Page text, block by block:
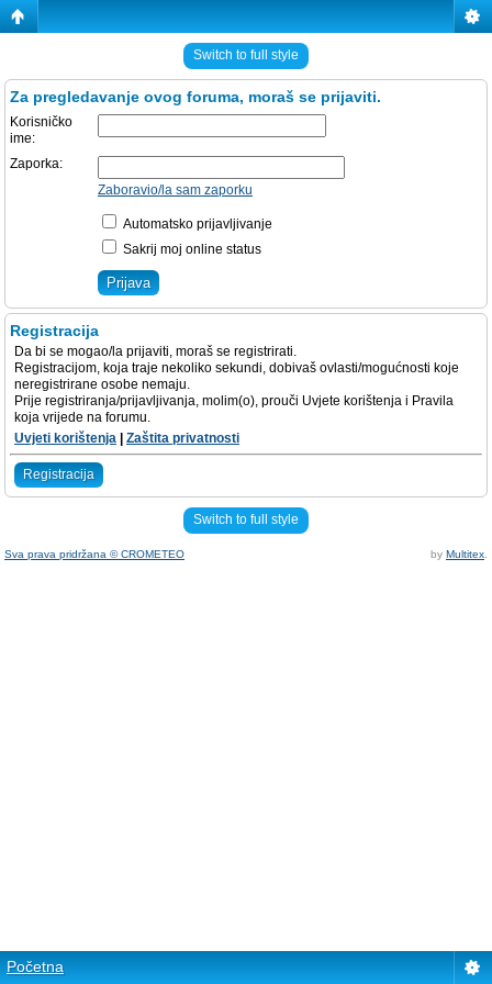
Switch to full style
Za pregledavanje ovog foruma, moraš se prijaviti.
Korisničko
ime:
Zaporka:
Zaboravio/la sam zaporku
Automatsko prijavljivanje
Sakrij moj online status
Registracija
Da bi se mogao/la prijaviti, moraš se registrirati.
Registracijom, koja traje nekoliko sekundi, dobivaš ovlasti/mogućnosti koje
neregistrirane osobe nemaju.
Prije registriranja/prijavljivanja, molim(o), prouči Uvjete korištenja i Pravila
koja vrijede na forumu.
Uvjeti korištenja
Zaštita privatnosti
Registracija
Switch to full style
Sva prava pridržana © CROMETEO by Multitex
Početna